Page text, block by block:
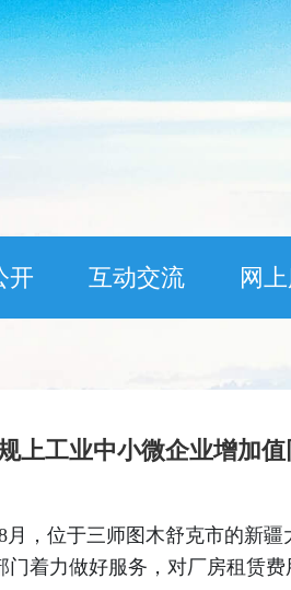
开 互动交流 网
上工业中小微企业增加
，位于三师图木舒克市的新
着力做好服务，对厂房租赁费